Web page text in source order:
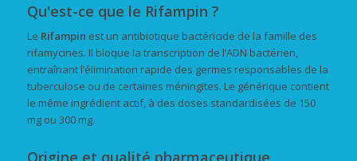
Qu'est-ce que le Rifampin ?
Le Rifampin est un antibiotique bactéricide de la famille des
rifamycines. Il bloque la transcription de l’ADN bactérien,
entraînant l’élimination rapide des germes responsables de la
tuberculose ou de certaines méningites. Le générique contient
le même ingrédient actif, à des doses standardisées de 150
mg ou 300 mg.
Origine et qualité pharmaceutique